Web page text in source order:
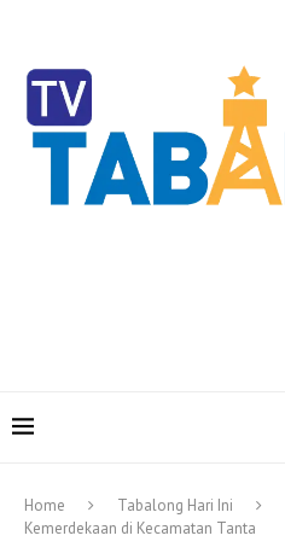
Home Tabalong Hari Ini
Kemerdekaan di Kecamatan Tanta